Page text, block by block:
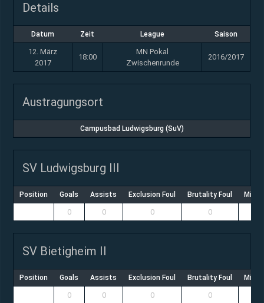
Details
Datum Zeit League Saison
12. März
2017
18:00
MN Pokal
Zwischenrunde
2016/2017
Austragungsort
Campusbad Ludwigsburg (SuV)
SV Ludwigsburg III
Position Goals Assists Exclusion Foul Brutality Foul
0 0 0 0
SV Bietigheim II
Position Goals Assists Exclusion Foul Brutality Foul
0 0 0 0